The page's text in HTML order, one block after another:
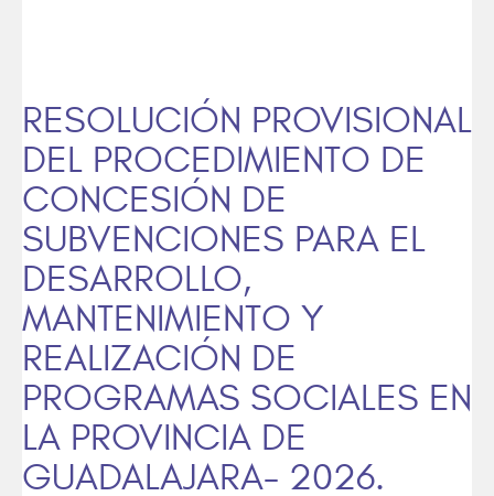
RESOLUCIÓN PROVISIONAL
DEL PROCEDIMIENTO DE
CONCESIÓN DE
SUBVENCIONES PARA EL
DESARROLLO,
MANTENIMIENTO Y
REALIZACIÓN DE
PROGRAMAS SOCIALES EN
LA PROVINCIA DE
GUADALAJARA- 2026.